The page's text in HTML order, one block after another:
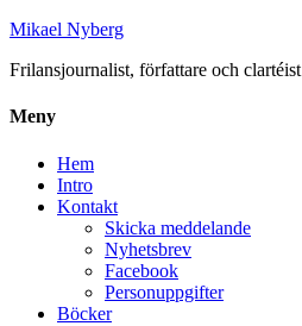
Mikael Nyberg
Frilansjournalist, författare och clartéist
Meny
Hem
Intro
Kontakt
Skicka meddelande
Nyhetsbrev
Facebook
Personuppgifter
Böcker